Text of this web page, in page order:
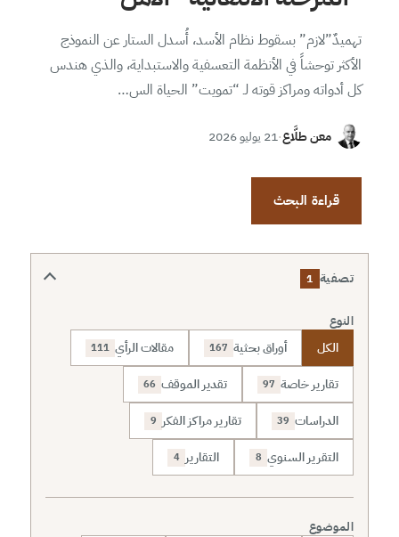
تهميدٌ”لازم” بسقوط نظام الأسد، أُسدل الستار عن النموذج
الأكثر توحشاً في الأنظمة التعسفية والاستبداية، والذي هندس
كل أدواته ومراكز قوته لـ “تمويت” الحياة الس…
معن طلَّاع·21 يوليو 2026
قراءة البحث
تصفية 1
النوع
الكل أوراق بحثية 167 مقالات الرأي 111
تقارير خاصة 97 تقدير الموقف 66
الدراسات 39 تقارير مراكز الفكر 9
التقرير السنوي 8 التقارير 4
الموضوع